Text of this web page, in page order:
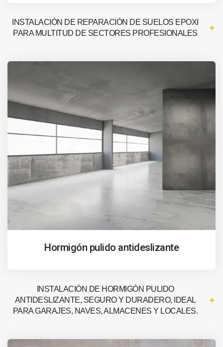
INSTALACIÓN DE REPARACIÓN DE SUELOS EPOXI
PARA MULTITUD DE SECTORES PROFESIONALES
Hormigón pulido antideslizante
INSTALACIÓN DE HORMIGÓN PULIDO
ANTIDESLIZANTE, SEGURO Y DURADERO, IDEAL
PARA GARAJES, NAVES, ALMACENES Y LOCALES.